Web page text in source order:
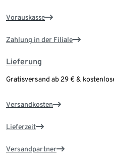
Vorauskasse
Zahlung in der Filiale
Lieferung
Gratisversand ab 29 € &
Versandkosten
Lieferzeit
Versandpartner